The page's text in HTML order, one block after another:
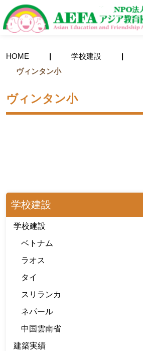
HOME 学校建設
ヴィンタン小
ヴィンタン小
学校建設
学校建設
ベトナム
ラオス
タイ
スリランカ
ネパール
中国雲南省
建築実績